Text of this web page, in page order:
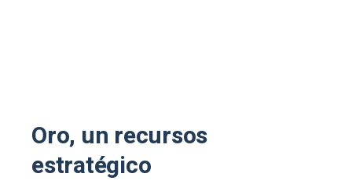
Oro, un recursos
estratégico